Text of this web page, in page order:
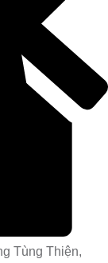
Tùng Thiện,